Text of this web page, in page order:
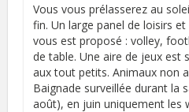
Vous vous prélasserez au
fin. Un large panel de loisirs et
vous est proposé : volley,
de table. Une aire de jeux est
aux tout petits. Animaux non
Baignade surveillée durant la
août), en juin uniquement les